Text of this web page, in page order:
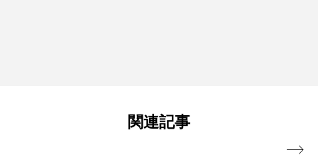
関連記事
